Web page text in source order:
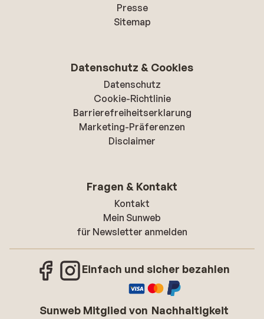
Presse
Sitemap
Datenschutz & Cookies
Datenschutz
Cookie-Richtlinie
Barrierefreiheitserklarung
Marketing-Präferenzen
Disclaimer
Fragen & Kontakt
Kontakt
Mein Sunweb
für Newsletter anmelden
Einfach und sicher bezahlen
Sunweb Mitglied von Nachhaltigkeit